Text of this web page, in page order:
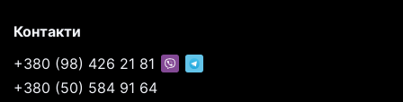
Контакти
+380 (98) 426 21 81
+380 (50) 584 91 64